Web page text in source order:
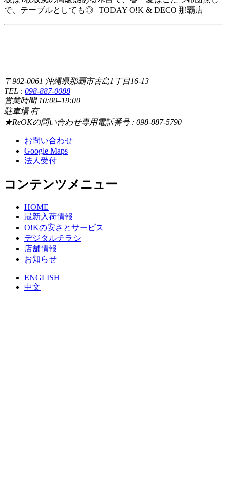
で、テーブルとしても◎ | TODAY O!K & DECO 那覇店
〒902-0061 沖縄県那覇市古島1丁目16-13
TEL : 098-887-0088
営業時間 10:00–19:00
駐車場 有
★ReOKの問い合わせ専用電話番号 : 098-887-5790
お問い合わせ
Google Maps
法人受付
コンテンツメニュー
HOME
最新入荷情報
O!Kの安さとサービス
デジタルチラシ
店舗情報
お知らせ
ENGLISH
中文